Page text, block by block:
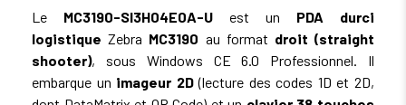
Le MC3190-SI3H04E0A-U est un PDA durci
logistique Zebra MC3190 au format droit (straight
shooter), sous Windows CE 6.0 Professionnel. Il
embarque un imageur 2D(lecture des codes 1D et 2D,